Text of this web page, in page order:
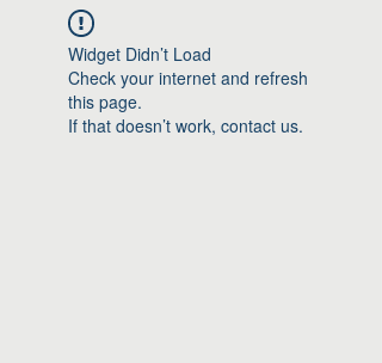
Widget Didn’t Load
Check your internet and refresh
this page.
If that doesn’t work, contact us.